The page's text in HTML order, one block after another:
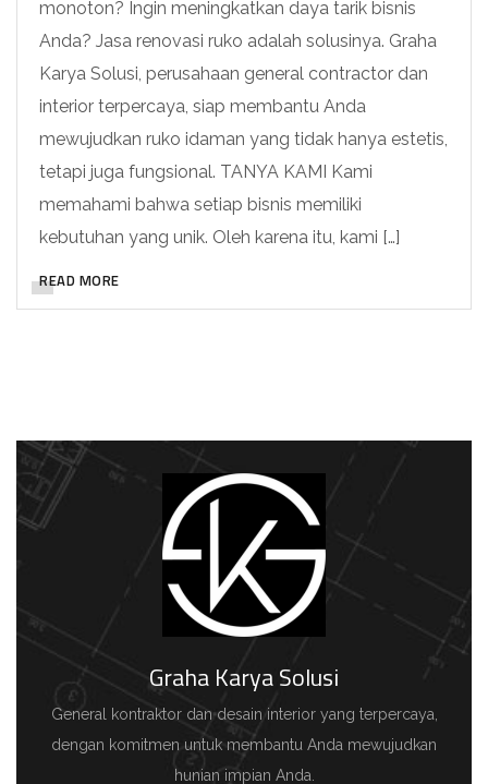
monoton? Ingin meningkatkan daya tarik bisnis
Anda? Jasa renovasi ruko adalah solusinya. Graha
Karya Solusi, perusahaan general contractor dan
interior terpercaya, siap membantu Anda
mewujudkan ruko idaman yang tidak hanya estetis,
tetapi juga fungsional. TANYA KAMI Kami
memahami bahwa setiap bisnis memiliki
kebutuhan yang unik. Oleh karena itu, kami […]
READ MORE
Graha Karya Solusi
General kontraktor dan desain interior yang terpercaya,
dengan komitmen untuk membantu Anda mewujudkan
hunian impian Anda.